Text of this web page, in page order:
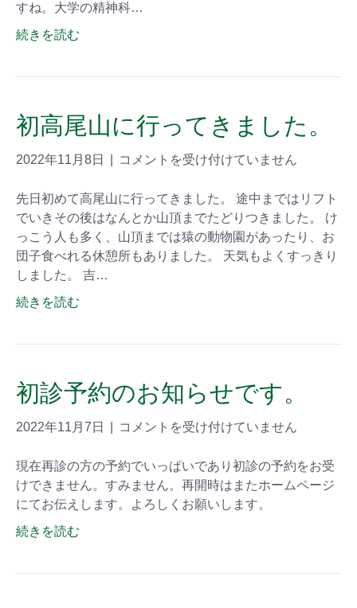
すね。大学の精神科…
続きを読む
初高尾山に行ってきました。
2022年11月8日 コメントを受け付けていません
先日初めて高尾山に行ってきました。 途中まではリフト
でいきその後はなんとか山頂までたどりつきました。 け
っこう人も多く、山頂までは猿の動物園があったり、お
団子食べれる休憩所もありました。 天気もよくすっきり
しました。 吉…
続きを読む
初診予約のお知らせです。
2022年11月7日 コメントを受け付けていません
現在再診の方の予約でいっぱいであり初診の予約をお受
けできません。すみません。再開時はまたホームページ
にてお伝えします。よろしくお願いします。
続きを読む